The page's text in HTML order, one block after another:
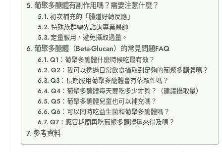
葡聚多醣體有副作用嗎？需要注意什麼？
初次補充的「腸道好轉反應」
特殊族群需先諮詢專業醫師
定量服用，避免攝取過量。
葡聚多醣體（Beta-Glucan）的常見問題FAQ
Q1：葡聚多醣體什麼時候吃最有效？
Q2：我可以透過日常飲食攝取到足夠的葡聚多醣體嗎？
Q3：長期服用葡聚多醣體會有依賴性嗎？
Q4：葡聚多醣體每天要吃多少才夠？（建議攝取量）
Q5：葡聚多醣體兒童也可以補充嗎？
Q6：可以同時吃益生菌和葡聚多醣體嗎？
Q7：感冒期間再吃葡聚多醣體還來得及嗎？
參考資料